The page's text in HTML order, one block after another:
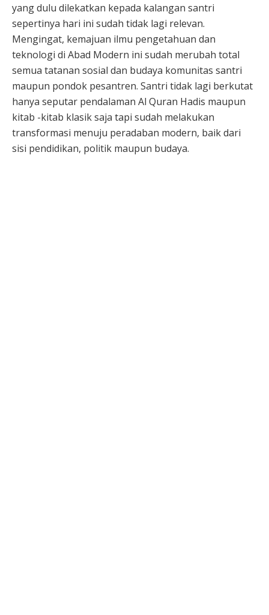
yang dulu dilekatkan kepada kalangan santri
sepertinya hari ini sudah tidak lagi relevan.
Mengingat, kemajuan ilmu pengetahuan dan
teknologi di Abad Modern ini sudah merubah total
semua tatanan sosial dan budaya komunitas santri
maupun pondok pesantren. Santri tidak lagi berkutat
hanya seputar pendalaman Al Quran Hadis maupun
kitab -kitab klasik saja tapi sudah melakukan
transformasi menuju peradaban modern, baik dari
sisi pendidikan, politik maupun budaya.